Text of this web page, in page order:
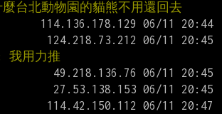
台北動物園的貓熊不用還回去
我用力推